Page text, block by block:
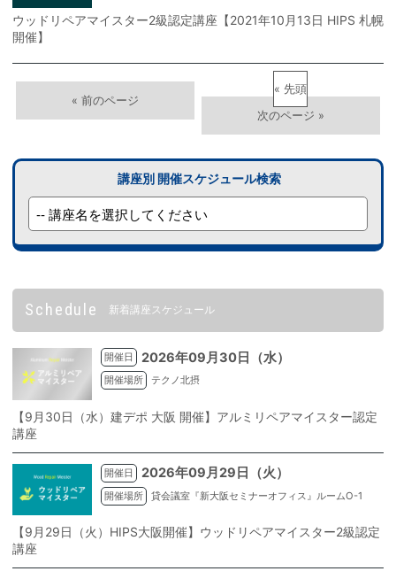
ウッドリペアマイスター2級認定講座【2021年10月13日 HIPS 札幌
開催】
« 先頭
«
»
講座別 開催スケジュール検索
Schedule 新着講座スケジュール
開催日 2026年09月30日（水）
開催場所 テクノ北摂
【9月30日（水）建デポ 大阪 開催】アルミリペアマイスター認定
講座
開催日 2026年09月29日（火）
開催場所 貸会議室『新大阪セミナーオフィス』ルームO-1
【9月29日（火）HIPS大阪開催】ウッドリペアマイスター2級認定
講座